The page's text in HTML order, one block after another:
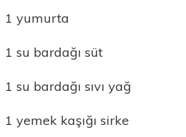
1 yumurta
1 su bardağı süt
1 su bardağı sıvı yağ
1 yemek kaşığı sirke